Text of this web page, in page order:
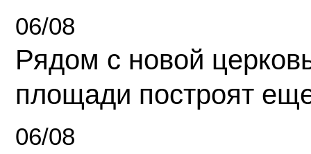
06/08
Рядом с новой
площади построят
06/08